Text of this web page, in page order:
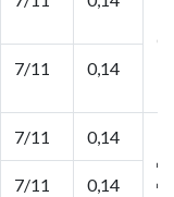
7/11 0,14
7/11 0,14
7/11 0,14